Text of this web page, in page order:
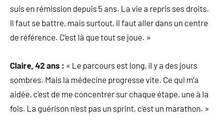
suis en rémission depuis 5 ans. La vie a repris ses droits.
Il faut se battre, mais surtout, il faut aller dans un centre
de référence. C’est là que tout se joue. »
Claire, 42 ans : « Le parcours est long, il y a des jours
sombres. Mais la médecine progresse vite. Ce qui m’a
aidée, c’est de me concentrer sur chaque étape, une à la
fois. La guérison n’est pas un sprint, c’est un marathon. »